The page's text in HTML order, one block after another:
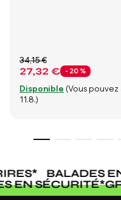
27,32 € - 20 %
34,15 €
Disponible (Vous pouvez
11.8.)
* BALADES
EN SÉCURITÉ*